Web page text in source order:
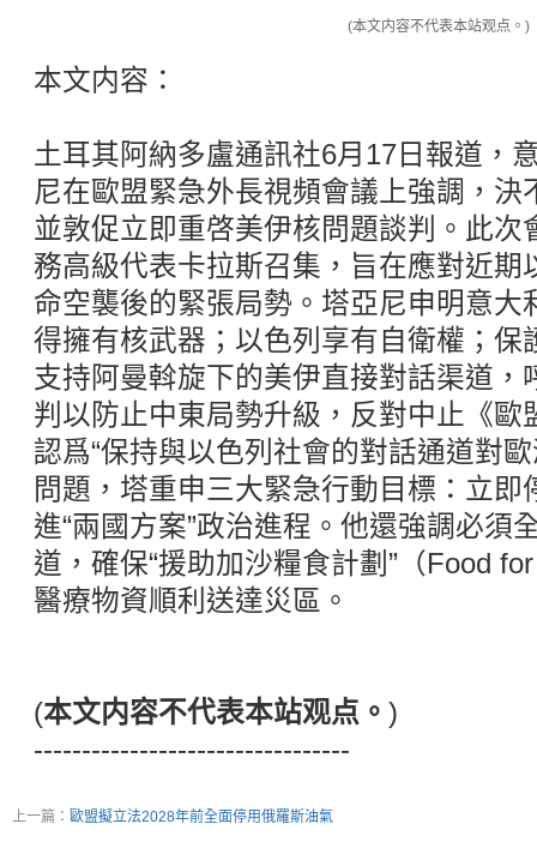
(本文内容不代表本站观点。)
本文内容：
土耳其阿納多盧通訊社6月17日報道，
尼在歐盟緊急外長視頻會議上強調，決
並敦促立即重啓美伊核問題談判。此次
務高級代表卡拉斯召集，旨在應對近期
命空襲後的緊張局勢。塔亞尼申明意大
得擁有核武器；以色列享有自衛權；保
支持阿曼斡旋下的美伊直接對話渠道，
判以防止中東局勢升級，反對中止《歐
認爲“保持與以色列社會的對話通道對
問題，塔重申三大緊急行動目標：立
進“兩國方案”政治進程。他還強調必須
道，確保“援助加沙糧食計劃”（Food
醫療物資順利送達災區。
(本文内容不代表本站观点。 )
---------------------------------
上一篇： 歐盟擬立法2028年前全面停用俄羅斯油氣